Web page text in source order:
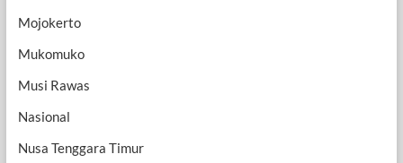
Mojokerto
Mukomuko
Musi Rawas
Nasional
Nusa Tenggara Timur